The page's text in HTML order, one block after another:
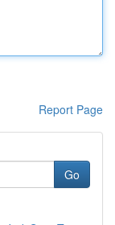
Report Page
Go